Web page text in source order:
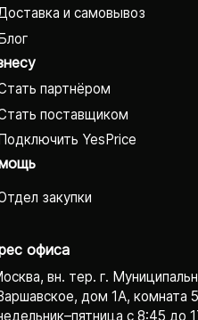
и самовывоз
партнёром
поставщиком
YesPrice
закупки
офиса
вн. тер. г.
дом 1А, комната
с 8:45 до